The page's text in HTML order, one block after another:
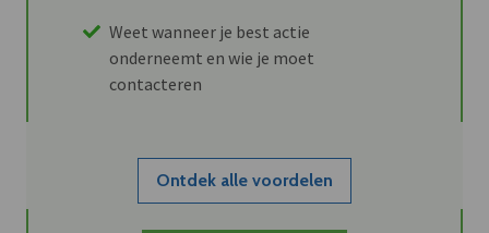
Weet wanneer je best actie
onderneemt en wie je moet
contacteren
Ontdek alle voordelen